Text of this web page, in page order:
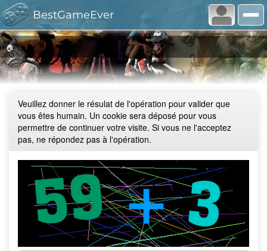
BestGameEver
🏠
Veuillez donner le résulat de l'opération pour valider que
vous êtes humain. Un cookie sera déposé pour vous
permettre de continuer votre visite. Si vous ne l'acceptez
pas, ne répondez pas à l'opération.